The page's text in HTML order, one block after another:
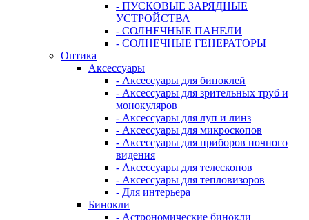
- ПУСКОВЫЕ ЗАРЯДНЫЕ
УСТРОЙСТВА
- СОЛНЕЧНЫЕ ПАНЕЛИ
- СОЛНЕЧНЫЕ ГЕНЕРАТОРЫ
Оптика
Аксессуары
- Аксессуары для биноклей
- Аксессуары для зрительных труб и
монокуляров
- Аксессуары для луп и линз
- Аксессуары для микроскопов
- Аксессуары для приборов ночного
видения
- Аксессуары для телескопов
- Аксессуары для тепловизоров
- Для интерьера
Бинокли
- Астрономические бинокли